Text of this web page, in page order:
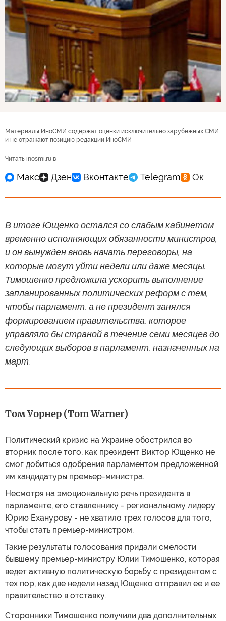
Материалы ИноСМИ содержат оценки исключительно зарубежных СМИ
и не отражают позицию редакции ИноСМИ
Читать inosmi.ru в
В итоге Ющенко остался со слабым кабинетом
временно исполняющих обязанности министров,
и он вынужден вновь начать переговоры, на
которые могут уйти недели или даже месяцы.
Тимошенко предложила ускорить выполнение
запланированных политических реформ с тем,
чтобы парламент, а не президент занялся
формированием правительства, которое
управляло бы страной в течение семи месяцев до
следующих выборов в парламент, назначенных на
март.
Том Уорнер (Tom Warner)
Политический кризис на Украине обострился во
вторник после того, как президент Виктор Ющенко не
смог добиться одобрения парламентом предложенной
им кандидатуры премьер-министра.
Несмотря на эмоциональную речь президента в
парламенте, его ставленнику - региональному лидеру
Юрию Еханурову - не хватило трех голосов для того,
чтобы стать премьер-министром.
Такие результаты голосования придали смелости
бывшему премьер-министру Юлии Тимошенко, которая
ведет активную политическую борьбу с президентом с
тех пор, как две недели назад Ющенко отправил ее и ее
правительство в отставку.
Сторонники Тимошенко получили два дополнительных